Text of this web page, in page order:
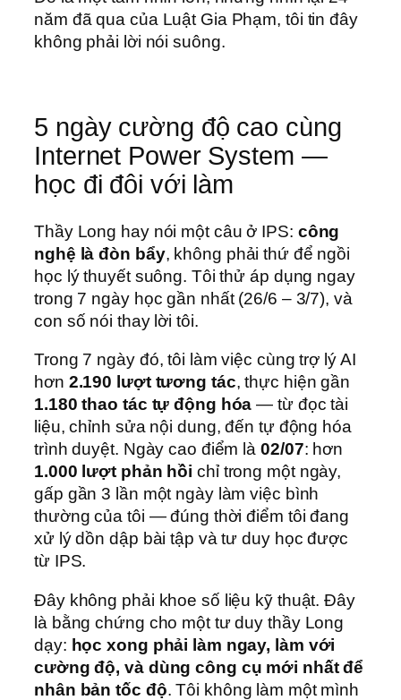
năm đã qua của Luật Gia Phạm, tôi tin đây
không phải lời nói suông.
5 ngày cường độ cao cùng
Internet Power System —
học đi đôi với làm
Thầy Long hay nói một câu ở IPS: công
nghệ là đòn bẩy, không phải thứ để ngồi
học lý thuyết suông. Tôi thử áp dụng ngay
trong 7 ngày học gần nhất (26/6 – 3/7), và
con số nói thay lời tôi.
Trong 7 ngày đó, tôi làm việc cùng trợ lý AI
hơn 2.190 lượt tương tác, thực hiện gần
1.180 thao tác tự động hóa — từ đọc tài
liệu, chỉnh sửa nội dung, đến tự động hóa
trình duyệt. Ngày cao điểm là 02/07: hơn
1.000 lượt phản hồi chỉ trong một ngày,
gấp gần 3 lần một ngày làm việc bình
thường của tôi — đúng thời điểm tôi đang
xử lý dồn dập bài tập và tư duy học được
từ IPS.
Đây không phải khoe số liệu kỹ thuật. Đây
là bằng chứng cho một tư duy thầy Long
dạy: học xong phải làm ngay, làm với
cường độ, và dùng công cụ mới nhất để
nhân bản tốc độ. Tôi không làm một mình